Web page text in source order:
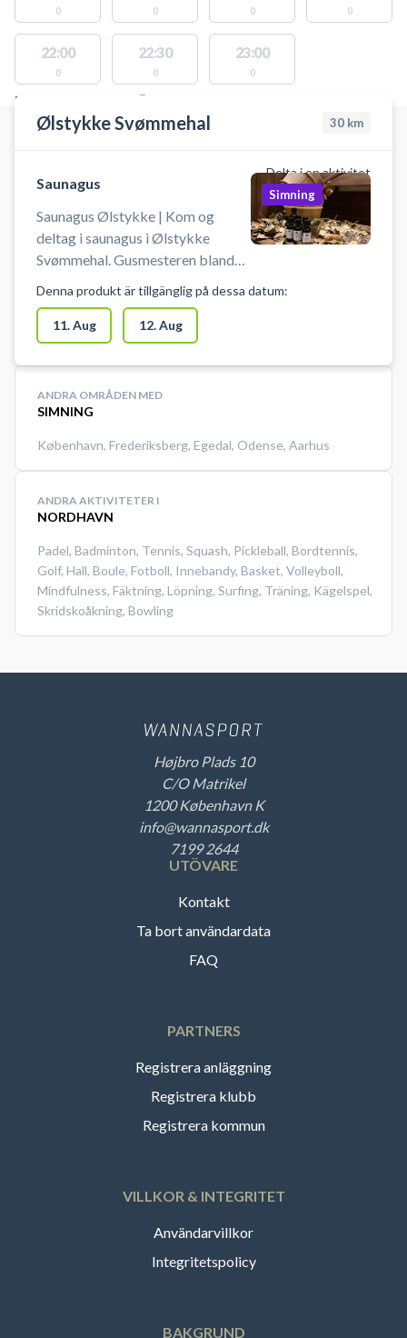
0 0 0 0
22:00
0
22:30
0
23:00
0
PLATSER MED TILLGÄNGLIGA AKTIVITETER
Ølstykke Svømmehal 30 km
Delta i en aktivitet
Saunagus
Saunagus Ølstykke | Kom og
deltag i saunagus i Ølstykke
Svømmehal. Gusmesteren blander
Blandingen kommes på de varme
sauna sten. Dampen viftes rundt i
saunaen, så deltagerne får en dejlig
behagelig gus. Book din billet til
gus i Ølstykke nu!
Simning
Denna produkt är tillgänglig på dessa datum:
11. Aug 12. Aug
ANDRA OMRÅDEN MED
SIMNING
København, Frederiksberg, Egedal, Odense, Aarhus
ANDRA AKTIVITETER I
NORDHAVN
Padel, Badminton, Tennis, Squash, Pickleball, Bordtennis,
Golf, Hall, Boule, Fotboll, Innebandy, Basket, Volleyboll,
Mindfulness, Fäktning, Löpning, Surfing, Träning, Kägelspel,
Skridskoåkning, Bowling
Højbro Plads 10
C/O Matrikel
1200 København K
info@wannasport.dk
7199 2644
UTÖVARE
Kontakt
Ta bort användardata
FAQ
PARTNERS
Registrera anläggning
Registrera klubb
Registrera kommun
VILLKOR & INTEGRITET
Användarvillkor
Integritetspolicy
BAKGRUND